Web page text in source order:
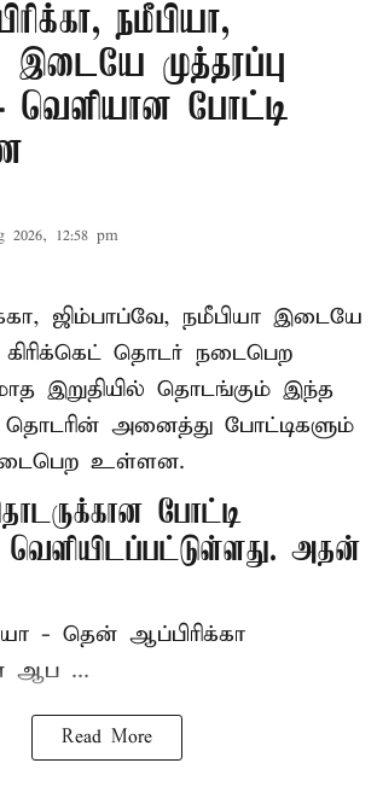
நமீபியா,
இடையே முத்தரப்பு
- வெளியான போட்டி
2026, 12:58 pm
ஜிம்பாப்வே, நமீபியா இடையே
கிரிக்கெட் தொடர் நடைபெற
இறுதியில் தொடங்கும் இந்த
தொடரின் அனைத்து போட்டிகளும்
உள்ளன.
போட்டி
அதன்
- தென் ஆப்பிரிக்கா
ஆப ...
Read More